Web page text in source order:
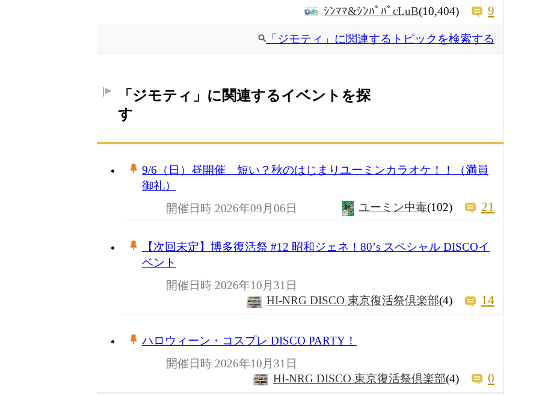
ｼﾝﾏﾏ&ｼﾝﾊﾟﾊﾟcLuB(10,404) 9
「ジモティ」に関連するトピックを検索する
「ジモティ」に関連するイベントを探
す
9/6（日）昼開催 短い？秋のはじまりユーミンカラオケ！！（満員
御礼）
開催日時 2026年09月06日
ユーミン中毒(102) 21
【次回未定】博多復活祭 #12 昭和ジェネ！80’s スペシャル DISCOイ
ベント
開催日時 2026年10月31日
HI-NRG DISCO 東京復活祭倶楽部(4) 14
ハロウィーン・コスプレ DISCO PARTY！
開催日時 2026年10月31日
HI-NRG DISCO 東京復活祭倶楽部(4) 0